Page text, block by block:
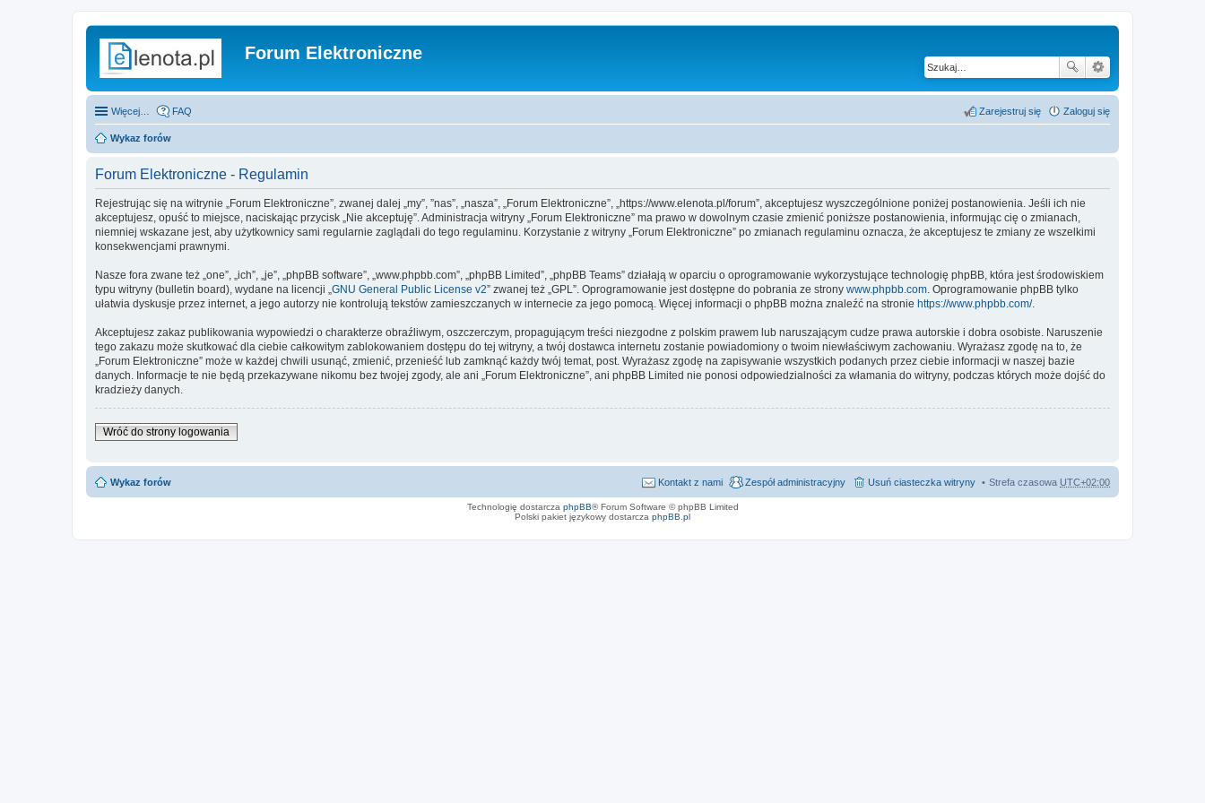
Forum Elektroniczne
Więcej… FAQ Zaloguj się
Zarejestruj się
Wykaz forów
Forum Elektroniczne - Regulamin
Rejestrując się na witrynie „Forum Elektroniczne”, zwanej dalej „my”, ”nas”, „nasza”, „Forum Elektroniczne”, „https://www.elenota.pl/forum”, akceptujesz wyszczególnione poniżej postanowienia. Jeśli ich nie
akceptujesz, opuść to miejsce, naciskając przycisk „Nie akceptuję”. Administracja witryny „Forum Elektroniczne” ma prawo w dowolnym czasie zmienić poniższe postanowienia, informując cię o zmianach,
niemniej wskazane jest, aby użytkownicy sami regularnie zaglądali do tego regulaminu. Korzystanie z witryny „Forum Elektroniczne” po zmianach regulaminu oznacza, że akceptujesz te zmiany ze wszelkimi
konsekwencjami prawnymi.
Nasze fora zwane też „one”, „ich”, „je”, „phpBB software”, „www.phpbb.com”, „phpBB Limited”, „phpBB Teams” działają w oparciu o oprogramowanie wykorzystujące technologię phpBB, która jest środowiskiem
typu witryny (bulletin board), wydane na licencji „GNU General Public License v2” zwanej też „GPL”. Oprogramowanie jest dostępne do pobrania ze strony www.phpbb.com. Oprogramowanie phpBB tylko
ułatwia dyskusje przez internet, a jego autorzy nie kontrolują tekstów zamieszczanych w internecie za jego pomocą. Więcej informacji o phpBB można znaleźć na stronie https://www.phpbb.com/.
Akceptujesz zakaz publikowania wypowiedzi o charakterze obraźliwym, oszczerczym, propagującym treści niezgodne z polskim prawem lub naruszającym cudze prawa autorskie i dobra osobiste. Naruszenie
tego zakazu może skutkować dla ciebie całkowitym zablokowaniem dostępu do tej witryny, a twój dostawca internetu zostanie powiadomiony o twoim niewłaściwym zachowaniu. Wyrażasz zgodę na to, że
„Forum Elektroniczne” może w każdej chwili usunąć, zmienić, przenieść lub zamknąć każdy twój temat, post. Wyrażasz zgodę na zapisywanie wszystkich podanych przez ciebie informacji w naszej bazie
danych. Informacje te nie będą przekazywane nikomu bez twojej zgody, ale ani „Forum Elektroniczne”, ani phpBB Limited nie ponosi odpowiedzialności za włamania do witryny, podczas których może dojść do
kradzieży danych.
Wróć do strony logowania
Wykaz forów Strefa czasowa UTC+02:00
Usuń ciasteczka witryny
Zespół administracyjny
Kontakt z nami
Technologię dostarcza phpBB® Forum Software © phpBB Limited
Polski pakiet językowy dostarcza phpBB.pl